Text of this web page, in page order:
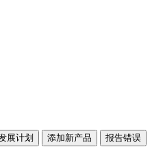
展计划 添加新产品 报告错误